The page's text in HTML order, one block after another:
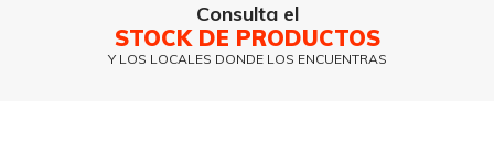
Consulta el
STOCK DE PRODUCTOS
Y LOS LOCALES DONDE LOS ENCUENTRAS